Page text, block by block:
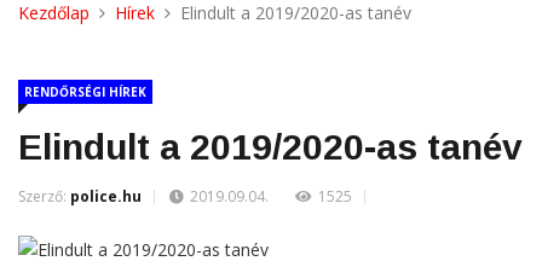
Kezdőlap Hírek Elindult a 2019/2020-as tanév
RENDŐRSÉGI HÍREK
Elindult a 2019/2020-as tanév
Szerző: police.hu 2019.09.04. 1525